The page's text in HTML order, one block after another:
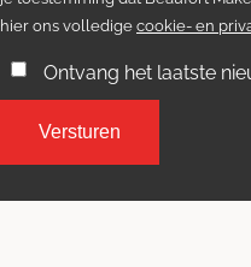
hier ons volledige cookie- en
Ontvang het laatste